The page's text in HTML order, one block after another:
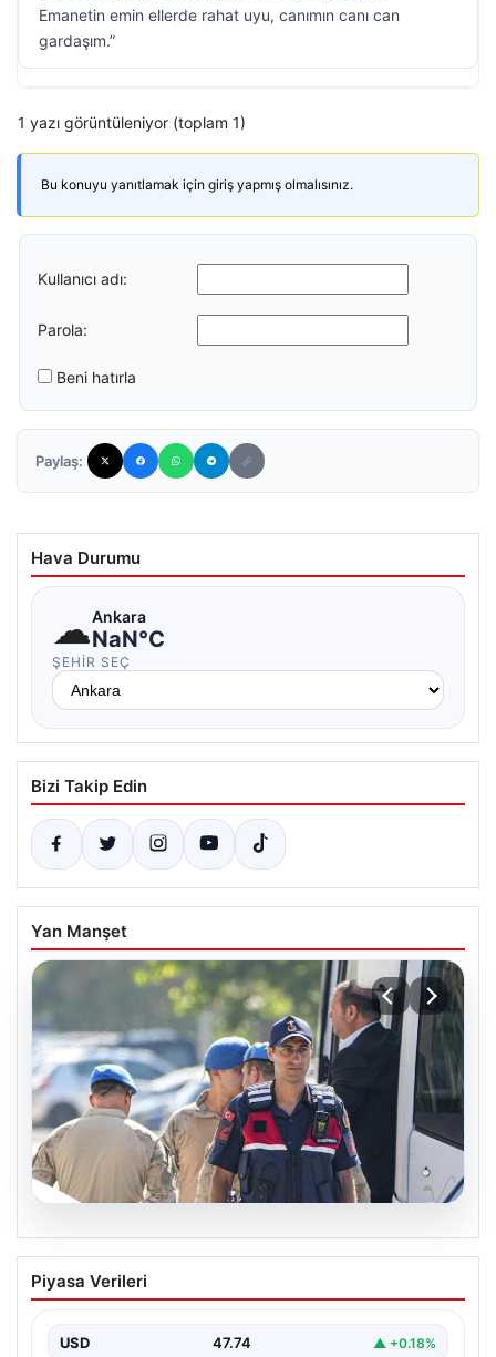
Emanetin emin ellerde rahat uyu, canımın canı can
gardaşım.”
1 yazı görüntüleniyor (toplam 1)
Bu konuyu yanıtlamak için giriş yapmış olmalısınız.
Kullanıcı adı:
Parola:
Beni hatırla
Paylaş:
Hava Durumu
☁Ankara
NaN°C
ŞEHIR SEÇ
Bizi Takip Edin
Yan Manşet
07.08.2026
Menderes Belediye Başkanı İlkay Çiçek
ve Diğer Şüpheliler Hakkında Tutuklama
İzmir Cumhuriyet Başsavcılığı'nın yürüttüğü kapsamlı
Piyasa Verileri
USD 47.74 ▲ +0.18%